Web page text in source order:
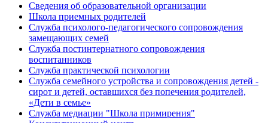
Сведения об образовательной организации
Школа приемных родителей
Служба психолого-педагогического сопровождения
замещающих семей
Cлужба постинтернатного сопровождения
воспитанников
Служба практической психологии
Служба семейного устройства и сопровождения детей -
сирот и детей, оставшихся без попечения родителей,
«Дети в семье»
Служба медиации "Школа примирения"